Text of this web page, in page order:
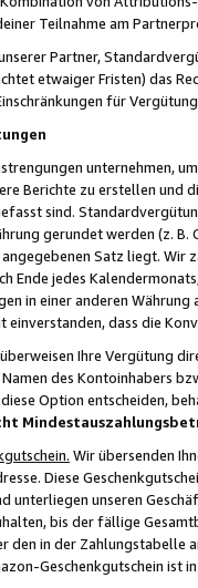
Teilnahme am
Partner,
etwaiger Fristen) das
für
unternehmen,
Berichte zu erstellen und
sind.
gerundet werden (z.
Satz liegt.
Ende jedes
in einer anderen
dass die
Ihre Vergütung
des Kontoinhabers
Option entscheiden,
Wir übersenden
Diese
unterliegen unseren
bis der fällige
den in der
Geschenkgutschein ist